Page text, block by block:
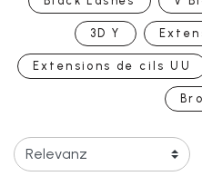
3D Y
Extensions de cils UU